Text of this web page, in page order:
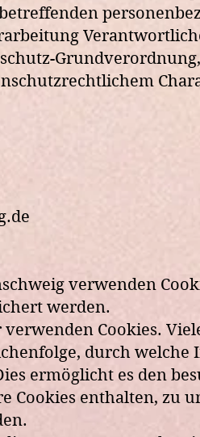
verwenden
werden.
Cookies.
durch
ermöglicht es den
Cookies enthalten, zu